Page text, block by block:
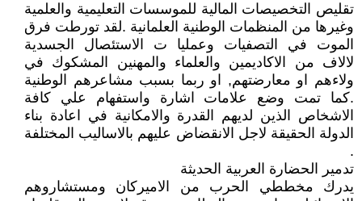
تقليص التخصيصات المالية للموسسات التعليمية والعلمية
وغيرها من المنظمات الوطنية العلمانية .لقد تورطت فرق
الموت في التصفيات وعمليا ت الاستئصال الجسدية
لالاف من الاكاديمين والعلماء والمهنين المشكوك في
ولاءهم او معارضتهم, او ربما بسبب مشاعرهم الوطنية
.كما تمت وضع علامات اشارة واستفهام علي كافة
الاشخاص الذين لديهم القدرة والامكانية في اعادة بناء
الدولة الحقيقة لاجل الانقضاض عليهم بالاساليب المختلفة
.
تدمير الحضارة العربية الحديثة
يدرك مخططي الحرب من الاميركان ومستشاروهم